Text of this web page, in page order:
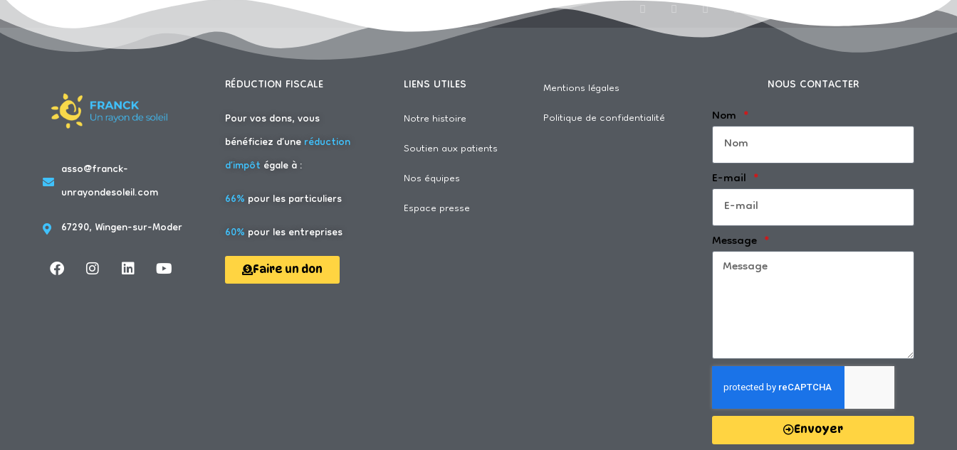
asso@franck-
unrayondesoleil.com
67290, Wingen-sur-Moder
RÉDUCTION FISCALE
Pour vos dons, vous
bénéficiez d’uneréduction
d’impôtégale à :
66%pour les particuliers
60%pour les entreprises
Faire un don
LIENS UTILES
Notre histoire
Soutien aux patients
Nos équipes
Espace presse
Mentions légales
Politique de confidentialité
NOUS CONTACTER
Nom
E-mail
Message
Envoyer